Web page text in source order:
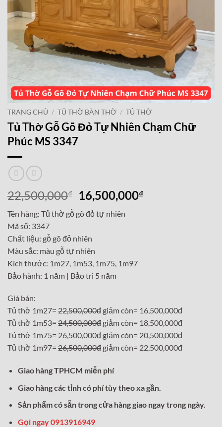
TRANG CHỦ / TỦ THỜ BÀN THỜ / TỦ THỜ
Tủ Thờ Gỗ Gõ Đỏ Tự Nhiên Chạm Chữ
Phúc MS 3347
22,500,000₫
Giá
gốc
là:
16,500,000₫Giá
Tên hàng: Tủ thờ gỗ gõ đỏ tự nhiên
Mã số: 3347
Chất liệu: gỗ gõ đỏ nhiên
Màu sắc: màu gỗ tự nhiên
Kích thước: 1m27, 1m53, 1m75, 1m97
Bảo hành: 1 năm | Bảo trì 5 năm
Giá bán:
Tủ thờ 1m27= 22,500,000đ giảm còn= 16,500,000đ
Tủ thờ 1m53= 24,500,000đ giảm còn= 18,500,000đ
Tủ thờ 1m75= 26,500,000đ giảm còn= 20,500,000đ
Tủ thờ 1m97= 26,500,000đ giảm còn= 22,500,000đ
Giao hàng TPHCM miễn phí
Giao hàng các tỉnh có phí tùy theo xa gần.
Sản phẩm có sẵn trong cửa hàng giao ngay trong ngày.
Gọi ngay 0913916949